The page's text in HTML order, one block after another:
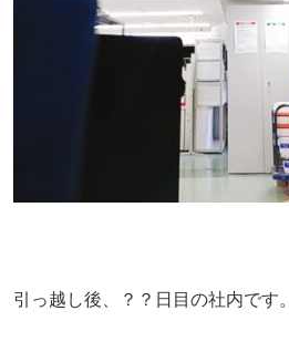
引っ越し後、？？日目の社内です。